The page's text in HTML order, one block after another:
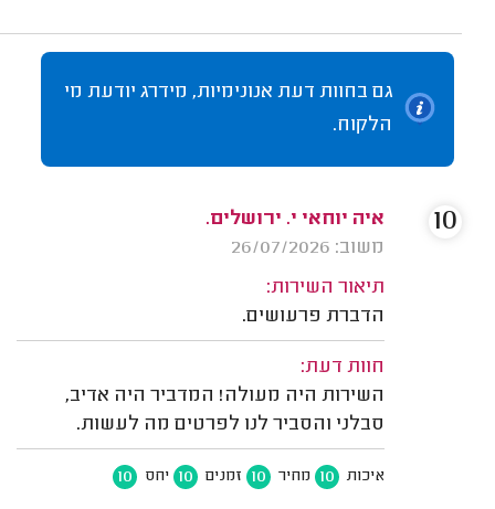
גם בחוות דעת אנונימיות, מידרג יודעת מי
הלקוח.
איה יוחאי י. ירושלים.
משוב: 26/07/2026
תיאור השירות:
הדברת פרעושים.
חוות דעת:
השירות היה מעולה! המדביר היה אדיב,
סבלני והסביר לנו לפרטים מה לעשות.
איכות 10 מחיר 10 זמנים 10 יחס 10
10